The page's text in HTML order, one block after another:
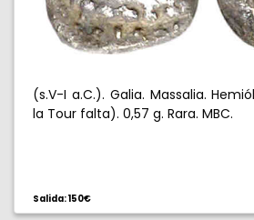
(s.V-I a.C.). Galia. Massalia.
la Tour falta). 0,57 g. Rara. MBC.
Salida: 150€